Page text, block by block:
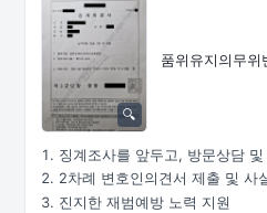
품위유지의무위
징계조사를 앞두고, 방문상담 및
2차례 변호인의견서 제출 및 사
진지한 재범예방 노력 지원